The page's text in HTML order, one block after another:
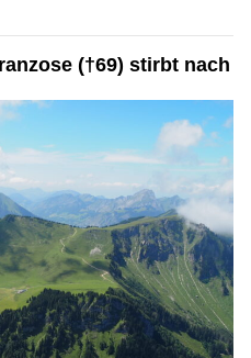
(†69) stirbt nach